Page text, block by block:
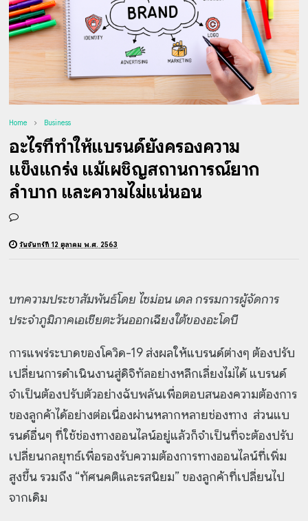
Home Business
อะไรที่ทำให้แบรนด์ยังครองความ
แข็งแกร่ง แม้เผชิญสถานการณ์ยาก
ลำบาก และความไม่แน่นอน
วันจันทร์ที่ 12 ตุลาคม พ.ศ. 2563
บทความประชาสัมพันธ์โดย ไซม่อน เดล กรรมการผู้จัดการ
ประจำภูมิภาคเอเชียตะวันออกเฉียงใต้ของอะโดบี
การแพร่ระบาดของโควิด-19 ส่งผลให้แบรนด์ต่างๆ ต้องปรับ
เปลี่ยนการดำเนินงานสู่ดิจิทัลอย่างหลีกเลี่ยงไม่ได้ แบรนด์
จำเป็นต้องปรับตัวอย่างฉับพลันเพื่อตอบสนองความต้องการ
ของลูกค้าได้อย่างต่อเนื่องผ่านหลากหลายช่องทาง ส่วนแบ
รนด์อื่นๆ ที่ใช้ช่องทางออนไลน์อยู่แล้วก็จำเป็นที่จะต้องปรับ
เปลี่ยนกลยุทธ์เพื่อรองรับความต้องการทางออนไลน์ที่เพิ่ม
สูงขึ้น รวมถึง “ทัศนคติและรสนิยม” ของลูกค้าที่เปลี่ยนไป
จากเดิม